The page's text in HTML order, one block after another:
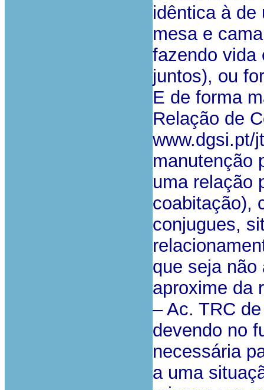
idêntica à de
mesa e
fazendo vida
juntos), ou
E de forma
Relação de
www.dgsi.pt/
manutenção
uma relação
coabitação),
conjugues,
que seja
aproxime da
– Ac. TRC
devendo no
necessária
a uma